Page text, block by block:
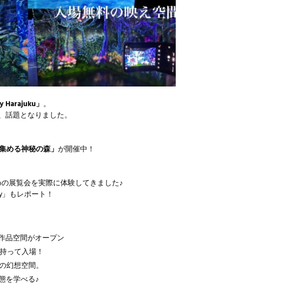
Harajuku」 。
題となりました。
める神秘の森」 が開催中！
展覧会を実際に体験してきました♪
もレポート！
品空間がオープン
って入場！
想空間。
を学べる♪